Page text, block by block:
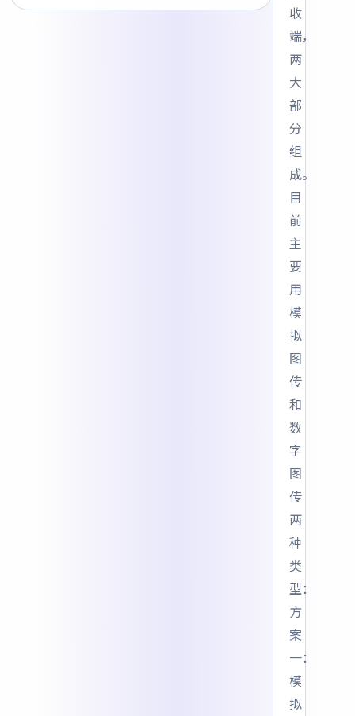
收
端，
两
大
部
分
组
成。
目
前
主
要
用
模
拟
图
传
和
数
字
图
传
两
种
类
型：
方
案
一：
模
拟